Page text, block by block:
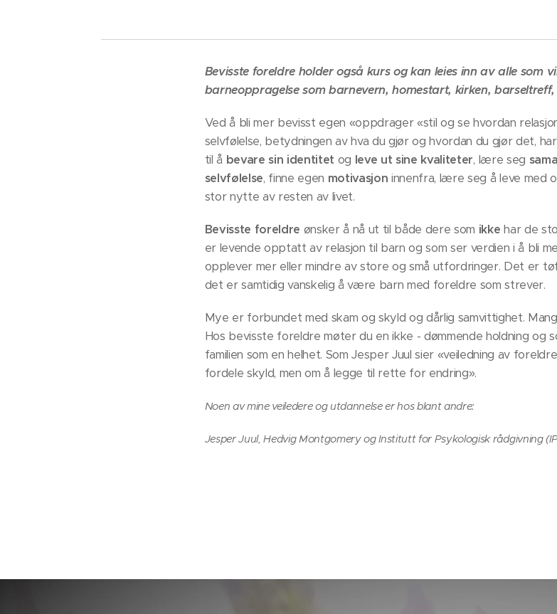
Bevisste foreldre holder også kurs og kan leies inn av alle som
barneoppragelse som barnevern, homestart, kirken,
Ved å bli mer bevisst egen «oppdrager «stil og se hvordan
selvfølelse, betydningen av hva du gjør og hvordan du gjør det,
til å bevare sin identitet og leve ut sine kvaliteter, lære seg
selvfølelse, finne egen motivasjon innenfra, lære seg å leve med
stor nytte av resten av livet.
Bevisste foreldre ønsker å nå ut til både dere som ikke har de
er levende opptatt av relasjon til barn og som ser verdien i å bli
opplever mer eller mindre av store og små utfordringer. Det er
det er samtidig vanskelig å være barn med foreldre som strever.
Mye er forbundet med skam og skyld og dårlig samvittighet.
Hos bevisste foreldre møter du en ikke - dømmende holdning og
familien som en helhet. Som Jesper Juul sier «veiledning av
fordele skyld, men om å legge til rette for endring».
Noen av mine veiledere og utdannelse er hos blant andre:
Jesper Juul, Hedvig Montgomery og Institutt for Psykologisk rådgivning